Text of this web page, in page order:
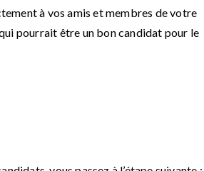
à vos amis et membres de votre
pourrait être un bon candidat pour le